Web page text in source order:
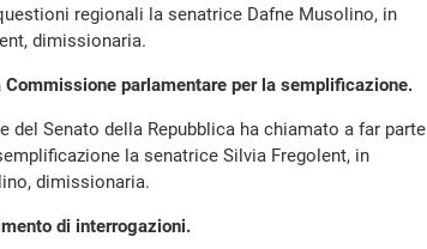
regionali la senatrice Dafne Musolino, in
dimissionaria.
parlamentare per la semplificazione.
del Senato della Repubblica ha chiamato a far parte
la senatrice Silvia Fregolent, in
dimissionaria.
di interrogazioni.